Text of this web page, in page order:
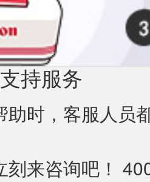
持服务
助时，客服人员
刻来咨询吧！